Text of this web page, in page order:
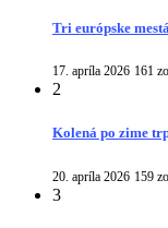
Tri európske
17. apríla 2026 161
2
Kolená po zime
20. apríla 2026 159
3